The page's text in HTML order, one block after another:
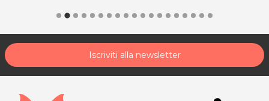
Iscriviti alla newsletter